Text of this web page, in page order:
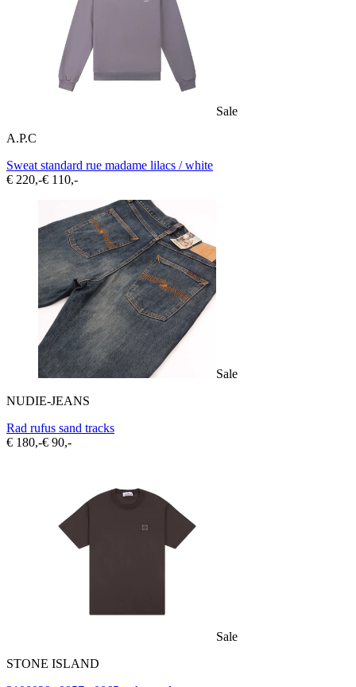
Sale
A.P.C
Sweat standard rue madame lilacs / white
€ 220,-€ 110,-
Sale
NUDIE-JEANS
Rad rufus sand tracks
€ 180,-€ 90,-
Sale
STONE ISLAND